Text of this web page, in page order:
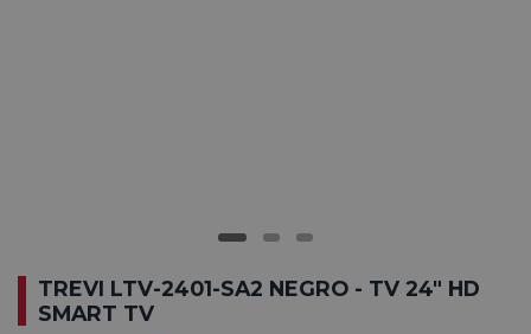
TREVI LTV-2401-SA2 NEGRO - TV 24" HD
SMART TV